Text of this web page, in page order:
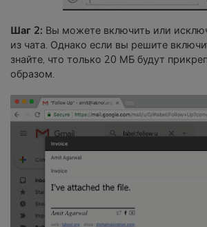
Шаг 2: Вы можете включить или
из чата. Однако если вы решите
знайте, что только 20 МБ будут
образом.